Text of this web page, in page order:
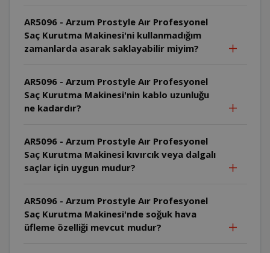
AR5096 - Arzum Prostyle Aır Profesyonel
Saç Kurutma Makinesi'ni kullanmadığım
zamanlarda asarak saklayabilir miyim?
AR5096 - Arzum Prostyle Aır Profesyonel
Saç Kurutma Makinesi'nin kablo uzunluğu
ne kadardır?
AR5096 - Arzum Prostyle Aır Profesyonel
Saç Kurutma Makinesi kıvırcık veya dalgalı
saçlar için uygun mudur?
AR5096 - Arzum Prostyle Aır Profesyonel
Saç Kurutma Makinesi'nde soğuk hava
üfleme özelliği mevcut mudur?